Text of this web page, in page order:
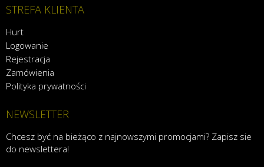
STREFA KLIENTA
Hurt
Logowanie
Rejestracja
Zamówienia
Polityka prywatności
NEWSLETTER
Chcesz być na bieżąco z najnowszymi promocjami? Zapisz sie
do newslettera!